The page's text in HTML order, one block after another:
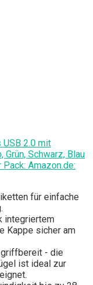
USB 2.0 mit
Schwarz, Blau
Amazon.de:
für einfache
integriertem
Kappe sicher am
- die
ist ideal zur